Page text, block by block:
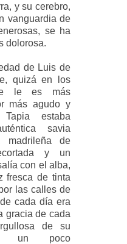
y su cerebro,
vanguardia de
se ha
dolorosa.
de Luis de
quizá en los
le es más
más agudo y
estaba
savia
madrileña de
y un
con el alba,
fresca de tinta
las calles de
cada día era
gracia de cada
de su
un poco